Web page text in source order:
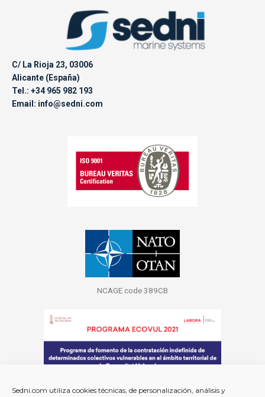
Sedni.com utiliza cookies técnicas, de personalización, análisis y
C/ La Rioja 23, 03006
Alicante (España)
Tel.: +34 965 982 193
Email: info@sedni.com
NCAGE code 389CB